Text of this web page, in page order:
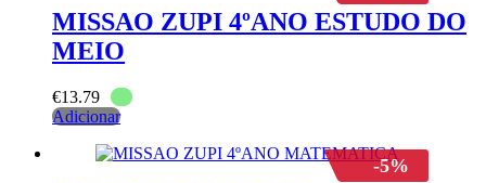
MISSAO ZUPI 4ºANO ESTUDO DO
MEIO
€13.79
Adicionar
-5%